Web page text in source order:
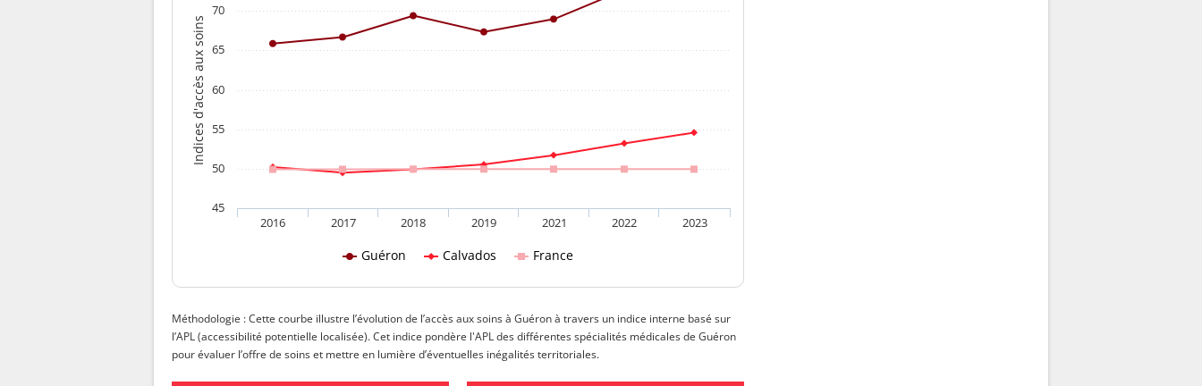
Indices d'accès aux soins
Guéron Calvados France
2016 2017 2018 2019 2021 2022 2023
45
50
55
60
65
70
Méthodologie : Cette courbe illustre l’évolution de l’accès aux soins à Guéron à travers un indice interne basé sur
l’APL (accessibilité potentielle localisée). Cet indice pondère l'APL des différentes spécialités médicales de Guéron
pour évaluer l’offre de soins et mettre en lumière d’éventuelles inégalités territoriales.